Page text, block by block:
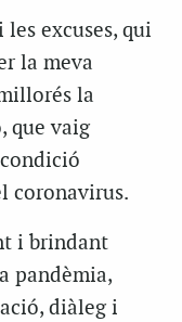
excuses, qui
la meva
la
que vaig
coronavirus.
i brindant
pandèmia,
diàleg i